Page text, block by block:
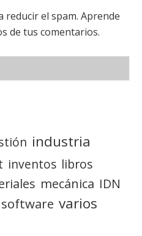
reducir el spam. Aprende
de tus comentarios.
industria
inventos libros
mecánica IDN
software varios